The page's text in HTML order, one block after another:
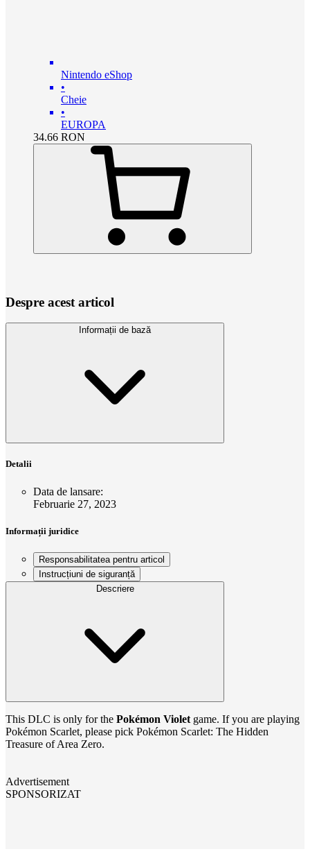
Nintendo eShop
•
Cheie
•
EUROPA
34.66 RON
Despre acest articol
Informații de bază
Detalii
Data de lansare:
Februarie 27, 2023
Informații juridice
Responsabilitatea pentru articol
Instrucțiuni de siguranță
Descriere
This DLC is only for the Pokémon Violet game. If you are playing
Pokémon Scarlet, please pick Pokémon Scarlet: The Hidden
Treasure of Area Zero.
Advertisement
SPONSORIZAT